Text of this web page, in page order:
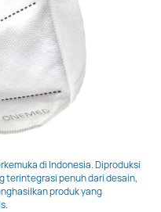
di Indonesia. Diproduksi
terintegrasi penuh dari desain,
produk yang